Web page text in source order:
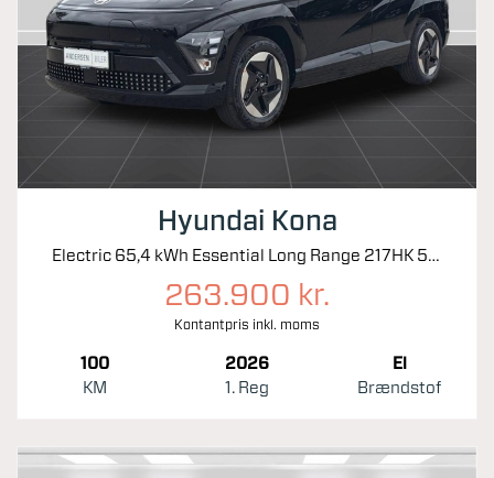
Hyundai Kona
Electric 65,4 kWh Essential Long Range 217HK 5d Aut.
263.900 kr.
Kontantpris inkl. moms
100
KM
2026
1. Reg
El
Brændstof